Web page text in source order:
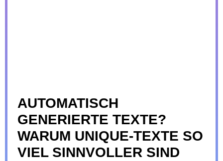
AUTOMATISCH
GENERIERTE TEXTE?
WARUM UNIQUE-TEXTE SO
VIEL SINNVOLLER SIND